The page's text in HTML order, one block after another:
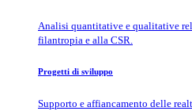
Analisi quantitative e qualitative
filantropia e alla CSR.
Progetti di sviluppo
Supporto e affiancamento delle